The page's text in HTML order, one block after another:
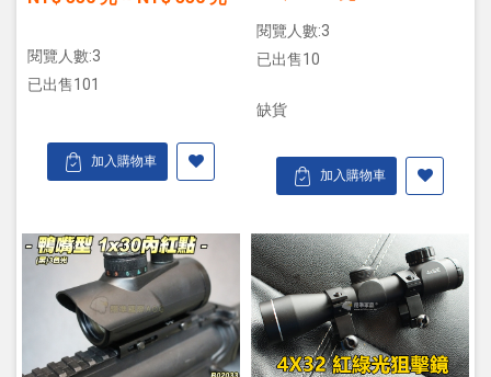
閱覽人數:3
已出售101
加入購物車
閱覽人數:3
已出售10
缺貨
加入購物車